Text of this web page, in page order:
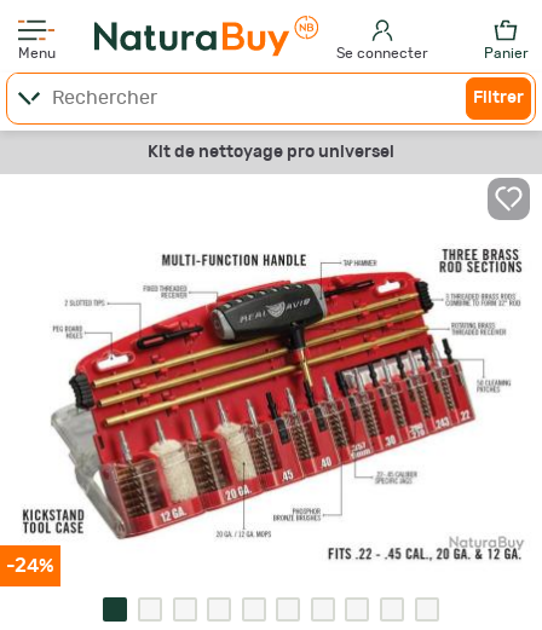
Menu Se connecter Panier
Filtrer
Kit de nettoyage pro universel
-24%